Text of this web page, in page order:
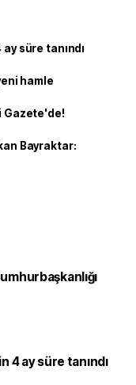
süre tanındı
hamle
Gazete'de!
Bayraktar:
ay süre tanındı